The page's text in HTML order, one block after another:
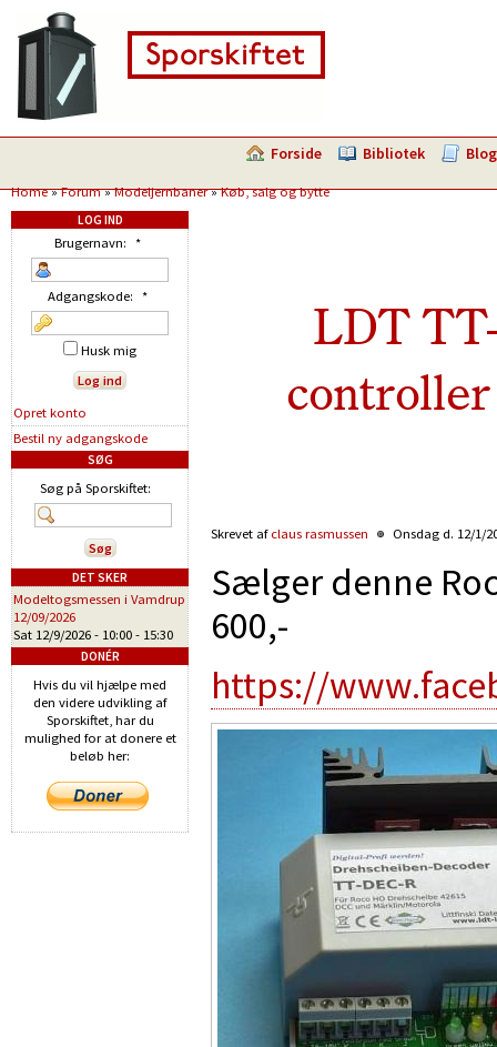
Forside Bibliotek Blog
Home»Forum»Modeljernbaner»Køb, salg og bytte
LDT
Skrevet af claus rasmussen Onsdag d. 12/1/
Sælger denne
600,-
https://
LOG IND
Brugernavn: *
Adgangskode: *
Husk mig
Opret konto
Bestil ny adgangskode
SØG
Søg på Sporskiftet:
DET SKER
Modeltogsmessen i Vamdrup
12/09/2026
Sat 12/9/2026 - 10:00 - 15:30
DONÉR
Hvis du vil hjælpe med
den videre udvikling af
Sporskiftet, har du
mulighed for at donere et
beløb her: